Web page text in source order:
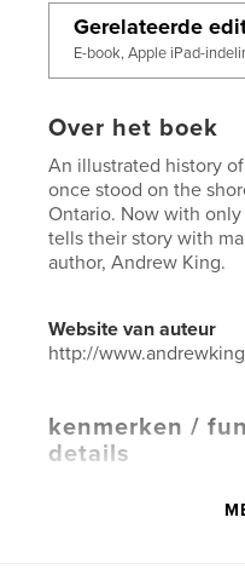
Gerelateerde
E-book, Apple iPad-
Over het boek
An illustrated history
once stood on the
Ontario. Now with
tells their story with
author, Andrew King.
Website van auteur
http://
kenmerken /
details